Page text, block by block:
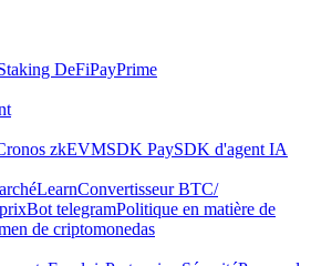
DeFiPayPrime
zkEVMSDK PaySDK d'agent IA
LearnConvertisseur BTC/
Bot telegramPolitique en matière de
de criptomonedas